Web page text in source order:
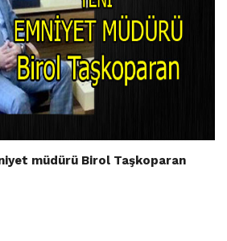
müdürü Birol Taşkoparan